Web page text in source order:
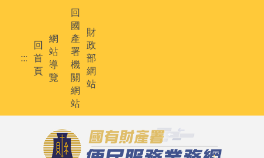
:::
回
首
頁
網
站
導
覽
回
國
產
署
機
關
網
站
財
政
部
網
站